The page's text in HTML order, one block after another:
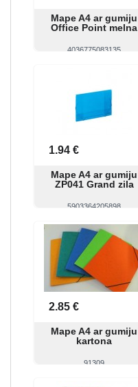
Mape A4 ar gumiju
Office Point melna
4036775083135
1.94 €
Mape A4 ar gumiju
ZP041 Grand zila
5903364205898
Skatīt Pirkt
2.85 €
Mape A4 ar gumiju
kartona
91309